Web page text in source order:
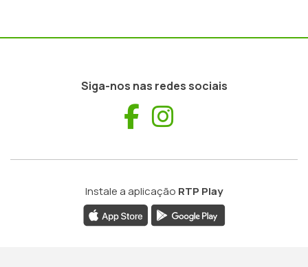
Siga-nos nas redes sociais
Facebook
Instale a aplicação RTP Play